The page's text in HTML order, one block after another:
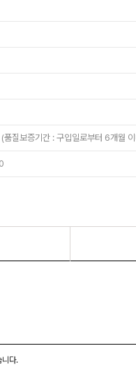
질보증기간 : 구입일로부터 6개월
니다.